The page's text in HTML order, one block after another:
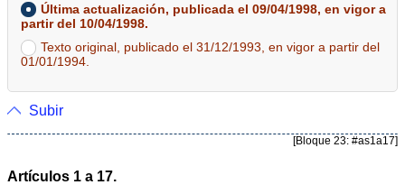
Última actualización, publicada el 09/04/1998, en vigor a
partir del 10/04/1998.
Texto original, publicado el 31/12/1993, en vigor a partir del
01/01/1994.
Subir
[Bloque 23: #as1a17]
Artículos 1 a 17.